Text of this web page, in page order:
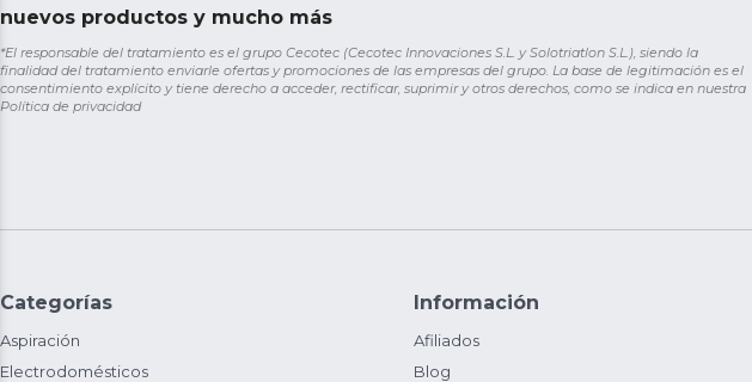
nuevos productos y mucho más
*El responsable del tratamiento es el grupo Cecotec (Cecotec Innovaciones S.L. y Solotriatlon S.L.), siendo la
finalidad del tratamiento enviarle ofertas y promociones de las empresas del grupo. La base de legitimación es el
consentimiento explícito y tiene derecho a acceder, rectificar, suprimir y otros derechos, como se indica en nuestra
Política de privacidad
Categorías
Aspiración
Electrodomésticos
Información
Afiliados
Blog